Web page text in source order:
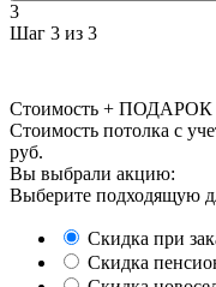
3
Шаг 3 из 3
Стоимость + ПОДАРОК
Стоимость потолка с
руб.
Вы выбрали акцию:
Выберите подходящую
Скидка при
Скидка